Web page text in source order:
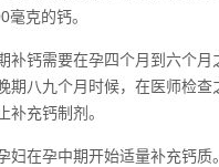
毫克的钙。
补钙需要在孕四个月到六个月
期八九个月时候，在医师检查
补充钙制剂。
妇在孕中期开始适量补充钙质